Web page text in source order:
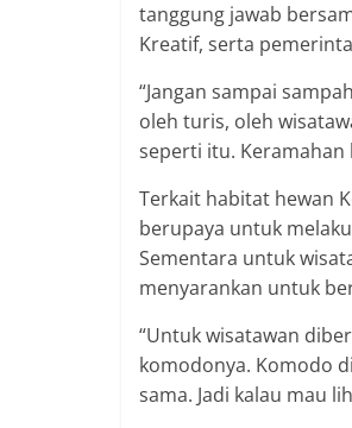
tanggung jawab
Kreatif, serta
“Jangan sampai
oleh turis, oleh
seperti itu. Keramahan
Terkait habitat hewan
berupaya untuk
Sementara untuk
menyarankan untuk
“Untuk wisatawan
komodonya. Komodo
sama. Jadi kalau mau